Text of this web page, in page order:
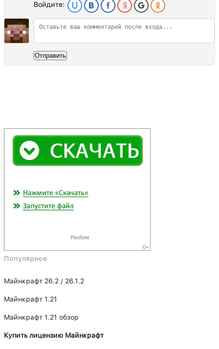
Войдите:
Отправить
Популярное
Майнкрафт 26.2 / 26.1.2
Майнкрафт 1.21
Майнкрафт 1.21 обзор
Купить лицензию Майнкрафт